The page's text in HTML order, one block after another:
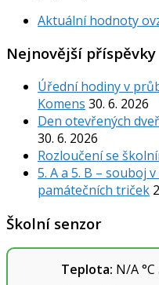
Aktuální hodnoty
Nejnovější příspěvky
Úřední hodiny v
Komens 30. 6. 2026
Den otevřených
30. 6. 2026
Rozloučení se
5. A a 5. B – souboj
památečních triček
Školní senzor
Teplota: N/A°C